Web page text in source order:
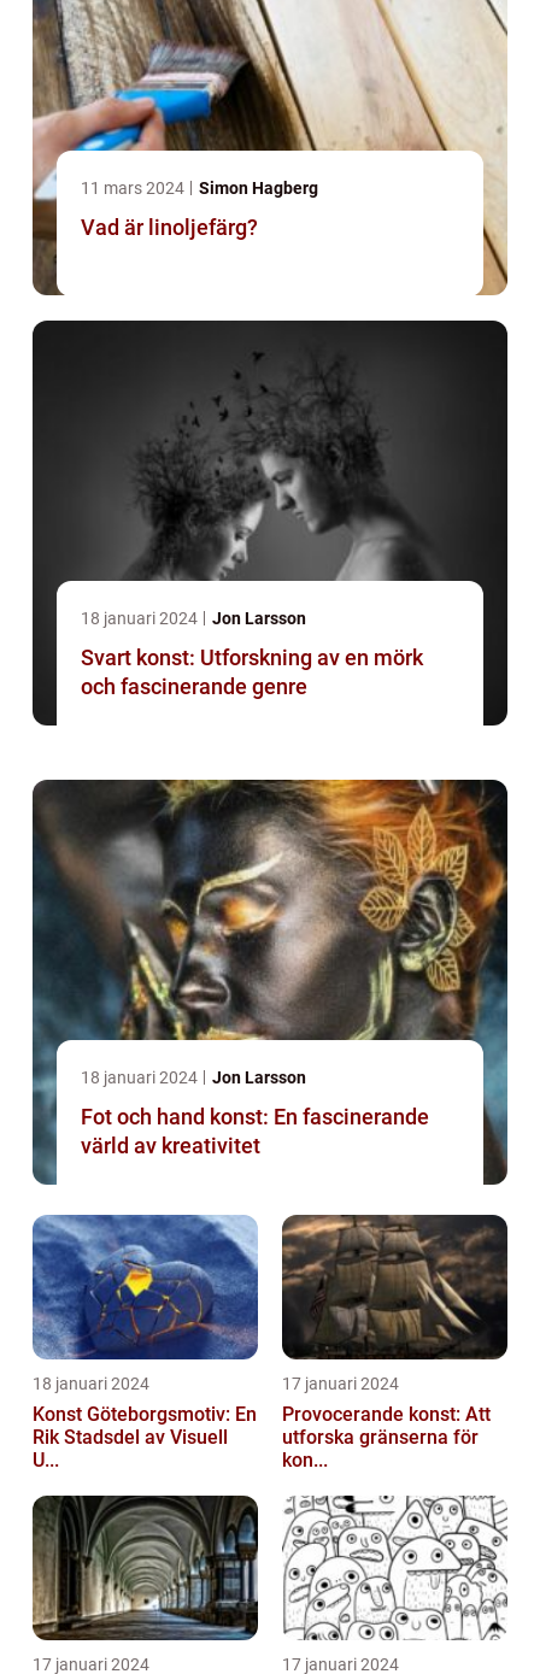
11 mars 2024 Simon Hagberg
Vad är linoljefärg?
18 januari 2024 Jon Larsson
Svart konst: Utforskning av en mörk
och fascinerande genre
18 januari 2024 Jon Larsson
Fot och hand konst: En fascinerande
värld av kreativitet
18 januari 2024
Konst Göteborgsmotiv: En
Rik Stadsdel av Visuell
U...
17 januari 2024
Provocerande konst: Att
utforska gränserna för
kon...
17 januari 2024 17 januari 2024